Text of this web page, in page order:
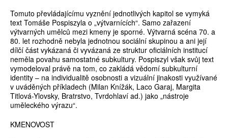
Tomuto převládajícímu vyznění jednotlivých kapitol se vymyká
text Tomáše Pospiszyla o „výtvarnících“. Samo zařazení
výtvarných umělců mezi kmeny je sporné. Výtvarná scéna 70. a
80. let rozhodně nebyla jednotnou sociální skupinou a ani její
dílčí část vykázaná či vyvázaná ze struktur oficiálních institucí
neměla povahu samostatné subkultury. Pospiszyl však svůj text
vymodeloval právě na tom, co zakládá vědomí subkulturní
identity – na individualitě osobnosti a vizuální jinakosti využívané
v uváděných příkladech (Milan Knížák, Laco Garaj, Margita
Titlová-Ylovsky, Bratrstvo, Tvrdohlaví ad.) jako „nástroje
uměleckého výrazu“.
KMENOVOST